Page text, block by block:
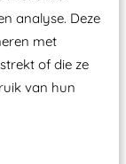
analyse. Deze
met
of die ze
van hun
voorzien
en
keuren zodat